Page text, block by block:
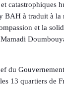
catastrophiques
BAH à traduit à la
et la
du
13 quartiers de